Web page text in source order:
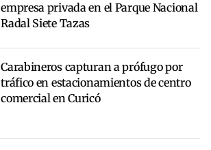
empresa privada en el Parque Nacional
Radal Siete Tazas
Carabineros capturan a prófugo por
tráfico en estacionamientos de centro
comercial en Curicó